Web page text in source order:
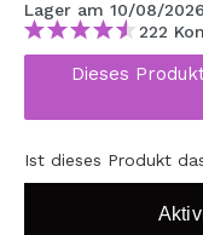
KOREA
TRAVEL
NATURE
Lager am 10/08/2026
222
Dieses
Ist dieses Produkt